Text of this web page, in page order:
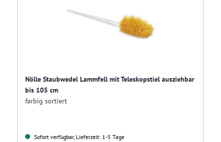
Nölle Staubwedel Lammfell mit Teleskopstiel ausziehbar
bis 105 cm
farbig sortiert
Sofort verfügbar, Lieferzeit: 1-5 Tage